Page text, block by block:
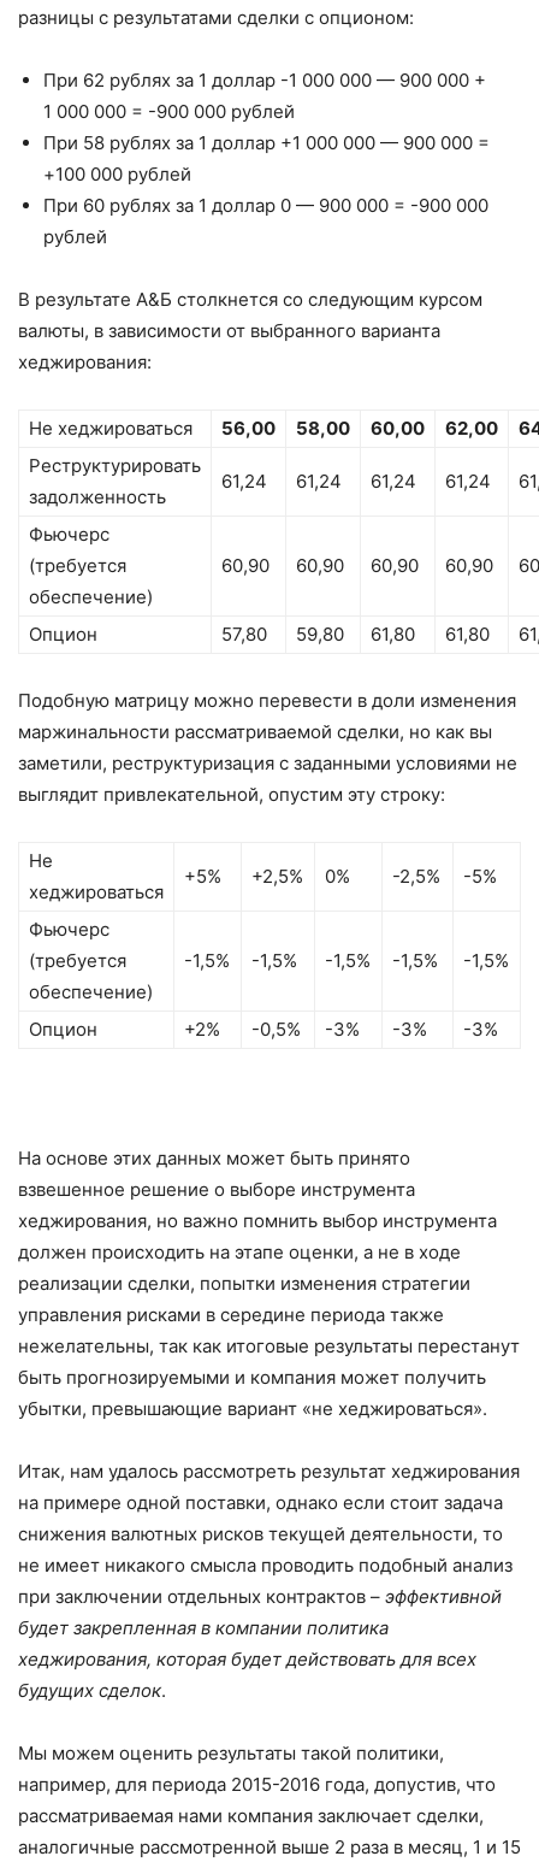
разницы с результатами сделки с опционом:
При 62 рублях за 1 доллар -1 000 000 — 900 000 +
1 000 000 = -900 000 рублей
При 58 рублях за 1 доллар +1 000 000 — 900 000 =
+100 000 рублей
При 60 рублях за 1 доллар 0 — 900 000 = -900 000
рублей
В результате А&Б столкнется со следующим курсом
валюты, в зависимости от выбранного варианта
хеджирования:
Не хеджироваться 56,00 58,00 60,00 62,00
Реструктурировать
задолженность
61,24 61,24 61,24 61,24
Фьючерс
(требуется
обеспечение)
60,90 60,90 60,90 60,90
Опцион 57,80 59,80 61,80 61,80
Подобную матрицу можно перевести в доли изменения
маржинальности рассматриваемой сделки, но как вы
заметили, реструктуризация с заданными условиями не
выглядит привлекательной, опустим эту строку:
Не
хеджироваться
+5% +2,5% 0% -2,5% -5%
Фьючерс
(требуется
обеспечение)
-1,5% -1,5% -1,5% -1,5% -1,5%
Опцион +2% -0,5% -3% -3% -3%
На основе этих данных может быть принято
взвешенное решение о выборе инструмента
хеджирования, но важно помнить выбор инструмента
должен происходить на этапе оценки, а не в ходе
реализации сделки, попытки изменения стратегии
управления рисками в середине периода также
нежелательны, так как итоговые результаты перестанут
быть прогнозируемыми и компания может получить
убытки, превышающие вариант «не хеджироваться».
Итак, нам удалось рассмотреть результат хеджирования
на примере одной поставки, однако если стоит задача
снижения валютных рисков текущей деятельности, то
не имеет никакого смысла проводить подобный анализ
при заключении отдельных контрактов – эффективной
будет закрепленная в компании политика
хеджирования, которая будет действовать для всех
будущих сделок.
Мы можем оценить результаты такой политики,
например, для периода 2015-2016 года, допустив, что
рассматриваемая нами компания заключает сделки,
аналогичные рассмотренной выше 2 раза в месяц, 1 и 15